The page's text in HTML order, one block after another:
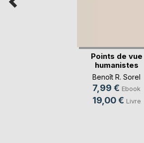
Points de vue
humanistes
Benoît R. Sorel
7,99 € Ebook
19,00 € Livre